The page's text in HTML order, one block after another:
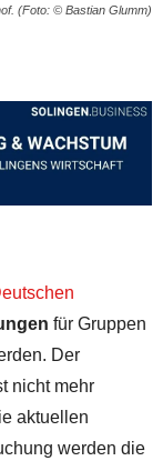
(Foto: © Bastian Glumm)
für Gruppen
Der
nicht mehr
aktuellen
werden die